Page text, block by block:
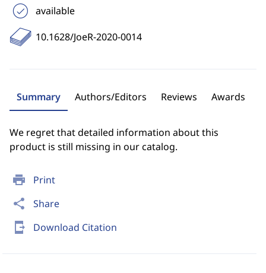
print Print
share Share
send_to_mobile Download Citation
available
10.1628/JoeR-2020-0014
Summary Authors/Editors Reviews Awards
We regret that detailed information about this
product is still missing in our catalog.